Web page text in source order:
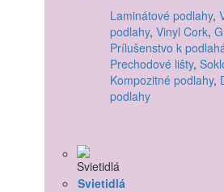
Laminátové podlahy,
podlahy, Vinyl Cork,
Prílušenstvo k
Prechodové lišty,
Kompozitné podlahy,
podlahy
Svietidlá